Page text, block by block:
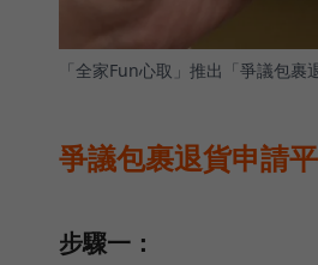
「全家Fun心取」推出「爭議包裹
爭議包裹退貨申請
步驟一：